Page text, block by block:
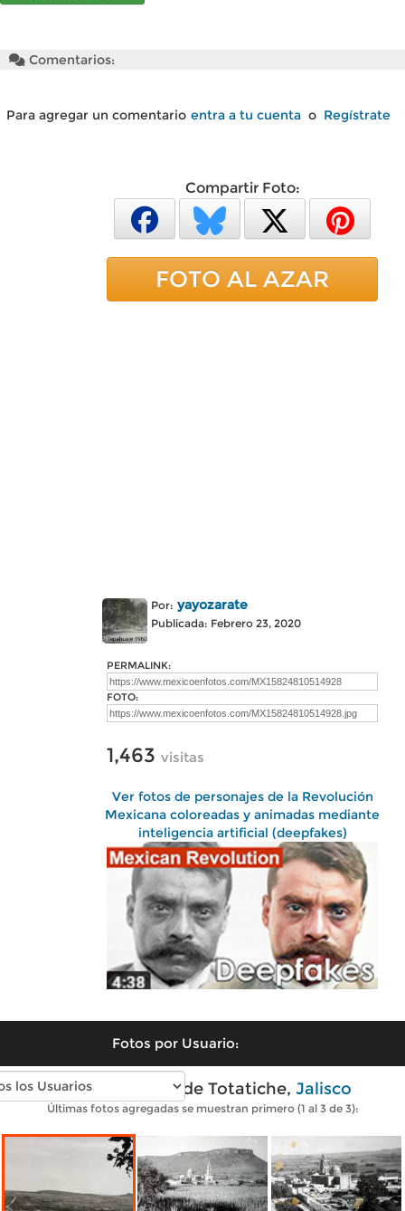
Comentarios:
Para agregar un comentario entra a tu cuenta o Regístrate
Compartir Foto:
FOTO AL AZAR
Por: yayozarate
Publicada: Febrero 23, 2020
PERMALINK:
FOTO:
1,463 visitas
Ver fotos de personajes de la Revolución
Mexicana coloreadas y animadas mediante
inteligencia artificial (deepfakes)
Fotos por Usuario:
Fotos antiguas de Totatiche, Jalisco
Últimas fotos agregadas se muestran primero (1 al 3 de 3):